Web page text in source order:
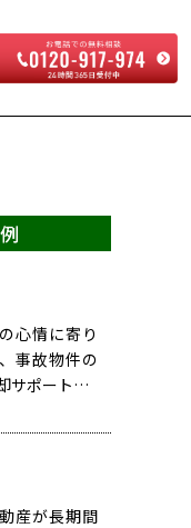
心情に寄り
事故物件の
サポート…
産が長期間